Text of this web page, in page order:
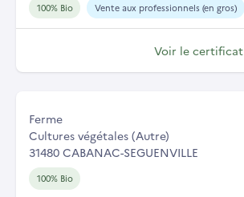
100% Bio Vente aux professionnels (en gros)
Voir le certificat
Ferme
Cultures végétales (Autre)
31480 CABANAC-SEGUENVILLE
100% Bio